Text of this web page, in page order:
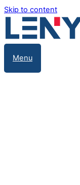
Skip to content
Menu